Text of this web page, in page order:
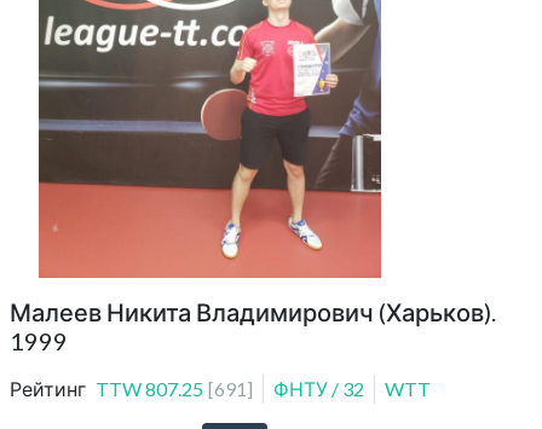
Малеев Никита Владимирович (Харьков).
1999
Рейтинг TTW807.25 [691 ] ФНТУ / 32 WTT